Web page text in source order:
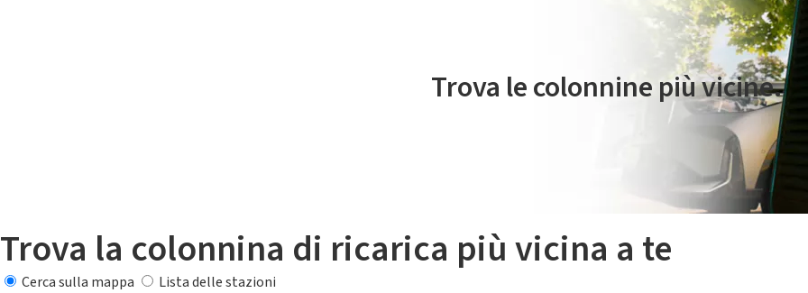
Trova le colonnine più vicine.
Trova la colonnina di ricarica più vicina a te
Cerca sulla mappa
Lista delle stazioni